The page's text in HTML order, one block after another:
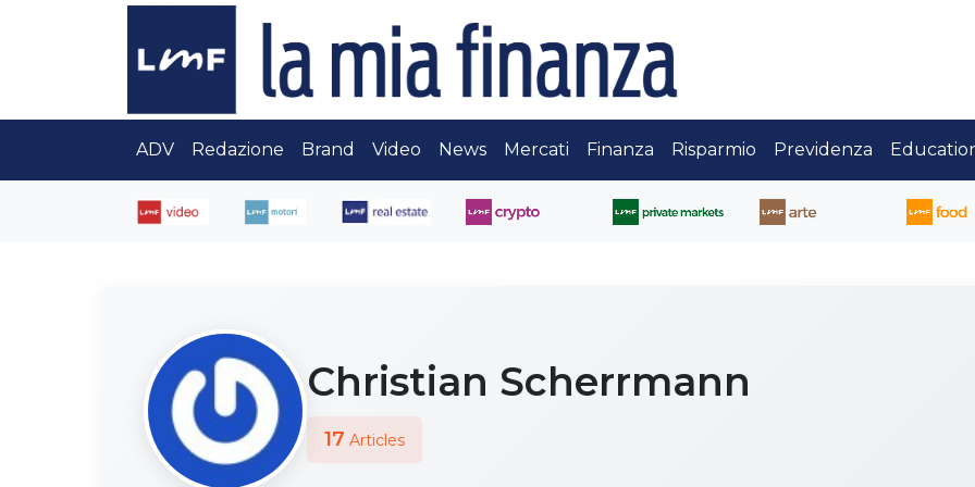
ADV Redazione Brand Video News Mercati Finanza Risparmio Previdenza
Christian Scherrmann
17 Articles